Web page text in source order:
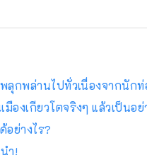
มที่ใช้สถานที่อันเป็นเอกลัก
ลุกพล่านไปทั่วเนื่องจากนักท่
องเกียวโตจริงๆ แล้วเป็นอย่
อย่างไร?
ำ!